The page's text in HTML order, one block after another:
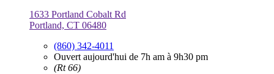
1633 Portland Cobalt Rd
Portland, CT 06480
(860) 342-4011
Ouvert aujourd'hui de 7h am à 9h30 pm
(Rt 66)